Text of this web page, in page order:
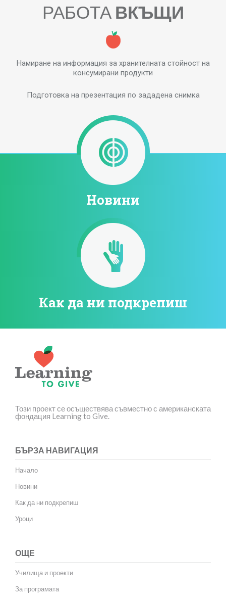
РАБОТА ВКЪЩИ
Намиране на информация за хранителната стойност на
консумирани продукти
Подготовка на презентация по зададена снимка
Новини
Как да ни подкрепиш
Този проект се осъществява съвместно с американската
фондация Learning to Give.
БЪРЗА НАВИГАЦИЯ
Начало
Новини
Как да ни подкрепиш
Уроци
ОЩЕ
Училища и проекти
За програмата